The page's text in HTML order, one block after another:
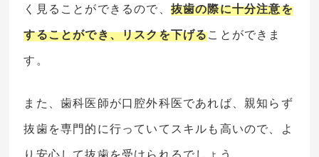
く見ることができるので、 抜歯の際に十分注意を
することができ、リスクを下げることができま
す。
また、歯科医師が口腔外科医であれば、親知らず
抜歯を専門的に行っていてスキルも高いので、よ